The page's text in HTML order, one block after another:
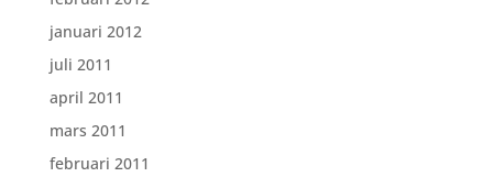
januari 2012
juli 2011
april 2011
mars 2011
februari 2011